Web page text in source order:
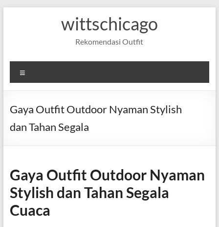
wittschicago
Rekomendasi Outfit
Gaya Outfit Outdoor Nyaman Stylish
dan Tahan Segala
Gaya Outfit Outdoor Nyaman
Stylish dan Tahan Segala
Cuaca